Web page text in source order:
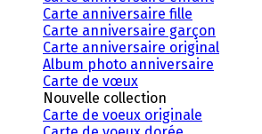
Carte anniversaire fille
Carte anniversaire garçon
Carte anniversaire original
Album photo anniversaire
Carte de vœux
Nouvelle collection
Carte de voeux originale